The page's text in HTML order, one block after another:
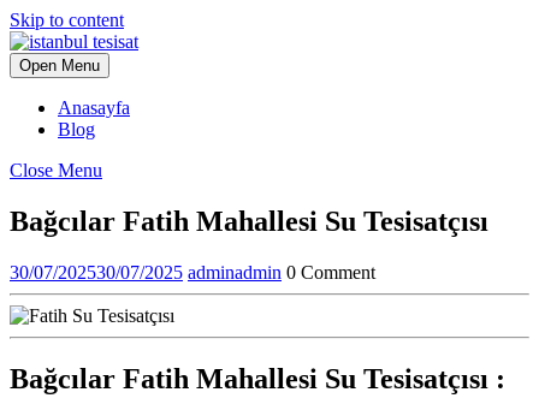
Skip to content
Open Menu
Anasayfa
Blog
Close Menu
Bağcılar Fatih Mahallesi Su Tesisatçısı
30/07/202530/07/2025 adminadmin 0 Comment
Bağcılar Fatih Mahallesi Su Tesisatçısı :